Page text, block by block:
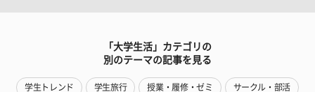
「大学生活」カテゴリの
別のテーマの記事を見る
学生トレンド 学生旅行 授業・履修・ゼミ サークル・部活